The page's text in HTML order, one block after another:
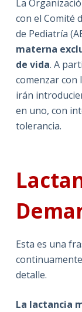
n
d
o
La
con el Comité
de Pediatría
materna
de vida. A
comenzar con
irán
en uno, con
tolerancia.
Esta es una
detalle.
La lactancia